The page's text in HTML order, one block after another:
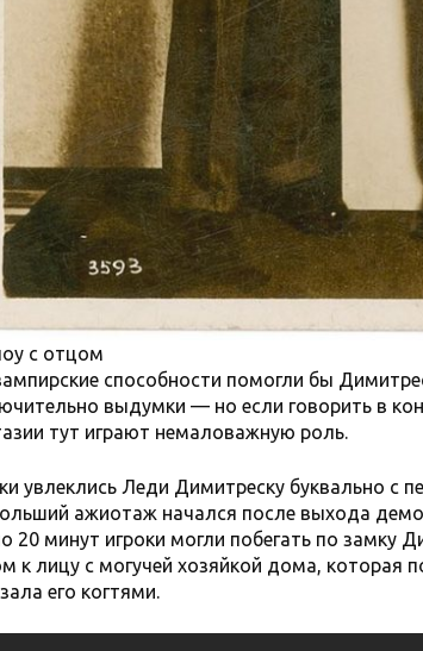
с отцом
способности помогли бы
выдумки — но если говорить в
тут играют немаловажную роль.
увлеклись Леди Димитреску буквально с
ажиотаж начался после выхода
20 минут игроки могли побегать по замку
к лицу с могучей хозяйкой дома, которая
его когтями.